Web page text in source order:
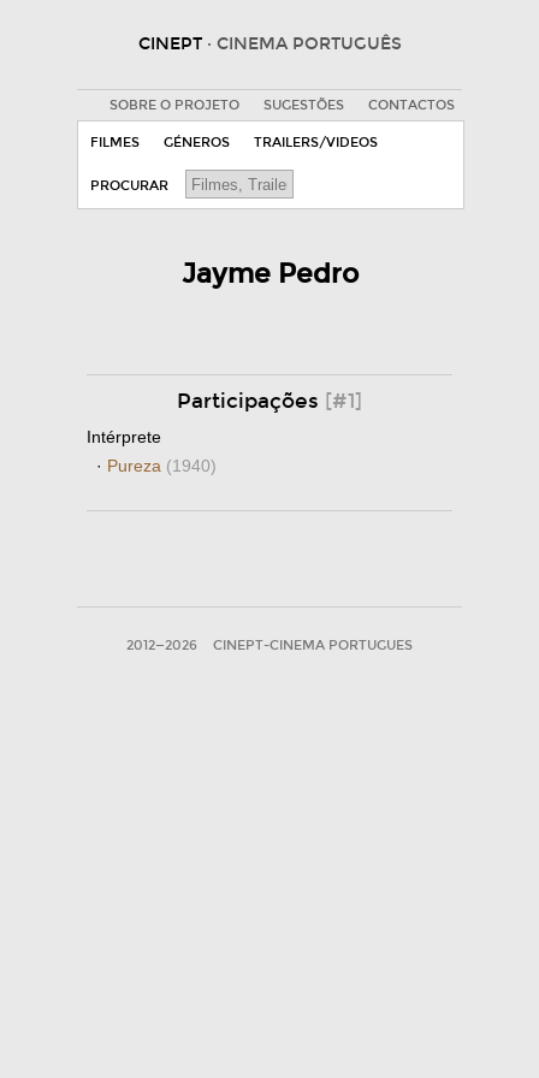
CINEPT · CINEMA PORTUGUÊS
SOBRE O PROJETO SUGESTÕES CONTACTOS
FILMES GÉNEROS TRAILERS/VIDEOS
PROCURAR
Jayme Pedro
Participações [#1]
Intérprete
· Pureza (1940)
2012—2026 CINEPT-CINEMA PORTUGUES